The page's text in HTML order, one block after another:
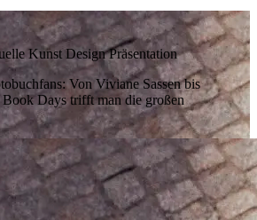
KunstDesignPräsentation
Von Viviane Sassen bis
Days trifft man die großen